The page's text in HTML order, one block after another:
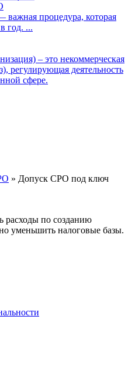
процедура, которая
год. ...
– это некоммерческая
регулирующая деятельность
сфере.
» Допуск СРО под ключ
по созданию
уменьшить налоговые базы.